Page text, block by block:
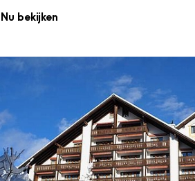
Nu bekijken